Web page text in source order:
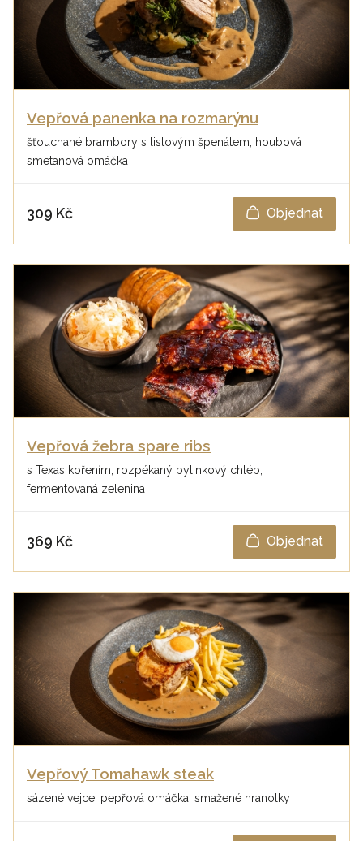
Vepřová panenka na rozmarýnu
šťouchané brambory s listovým špenátem, houbová
smetanová omáčka
309 Kč Objednat
Vepřová žebra spare ribs
s Texas kořením, rozpékaný bylinkový chléb,
fermentovaná zelenina
369 Kč Objednat
Vepřový Tomahawk steak
sázené vejce, pepřová omáčka, smažené hranolky